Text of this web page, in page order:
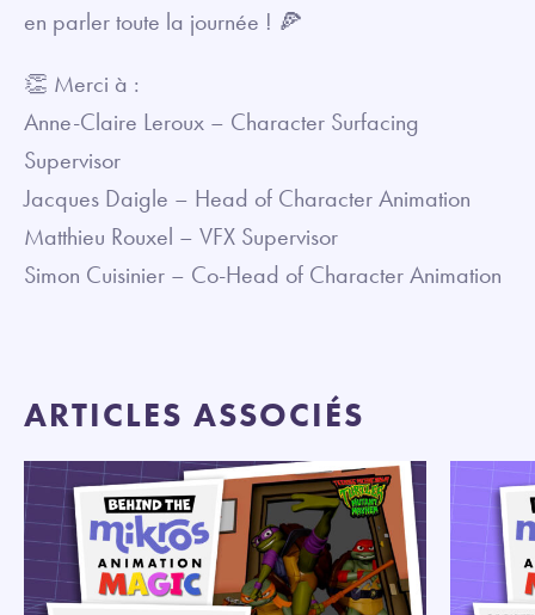
en parler toute la journée ! 🍕
👏 Merci à :
Anne-Claire Leroux – Character Surfacing
Supervisor
Jacques Daigle – Head of Character Animation
Matthieu Rouxel – VFX Supervisor
Simon Cuisinier – Co-Head of Character Animation
ARTICLES ASSOCIÉS